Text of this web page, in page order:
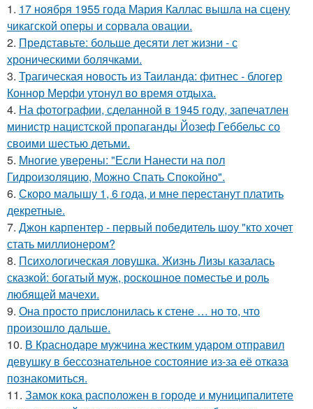
1. 17 ноября 1955 года Мария Каллас вышла на сцену
чикагской оперы и сорвала овации.
2. Представьте: больше десяти лет жизни - с
хроническими болячками.
3. Трагическая новость из Таиланда: фитнес - блогер
Коннор Мерфи утонул во время отдыха.
4. На фотографии, сделанной в 1945 году, запечатлен
министр нацистской пропаганды Йозеф Геббельс со
своими шестью детьми.
5. Многие уверены: "Если Нанести на пол
Гидроизоляцию, Можно Спать Спокойно".
6. Скоро малышу 1, 6 года, и мне перестанут платить
декретные.
7. Джон карпентер - первый победитель шоу "кто хочет
стать миллионером?
8. Психологическая ловушка. Жизнь Лизы казалась
сказкой: богатый муж, роскошное поместье и роль
любящей мачехи.
9. Она просто прислонилась к стене … но то, что
произошло дальше.
10. В Краснодаре мужчина жестким ударом отправил
девушку в бессознательное состояние из-за её отказа
познакомиться.
11. Замок кока расположен в городе и муниципалитете